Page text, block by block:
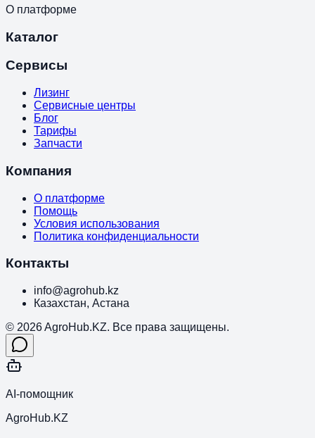
О платформе
Каталог
Сервисы
Лизинг
Сервисные центры
Блог
Тарифы
Запчасти
Компания
О платформе
Помощь
Условия использования
Политика конфиденциальности
Контакты
info@agrohub.kz
Казахстан, Астана
© 2026 AgroHub.KZ. Все права защищены.
AI-помощник
AgroHub.KZ